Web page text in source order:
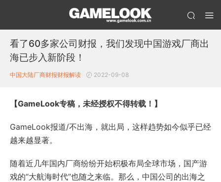
看了60多家公司财报，我们发现中国游戏厂商出
海已步入新阶段！
中国大陆厂商财报财报解读 2022-09-08
【GameLook专稿，未经授权不得转载！】
GameLook报道/不出海，就出局，这样趋势如今似乎已经
越来越显著。
随着近几年国内厂商纷纷开始积极布局全球市场，国产游
戏的“大航海时代”也随之来临。那么，中国公司的出海之